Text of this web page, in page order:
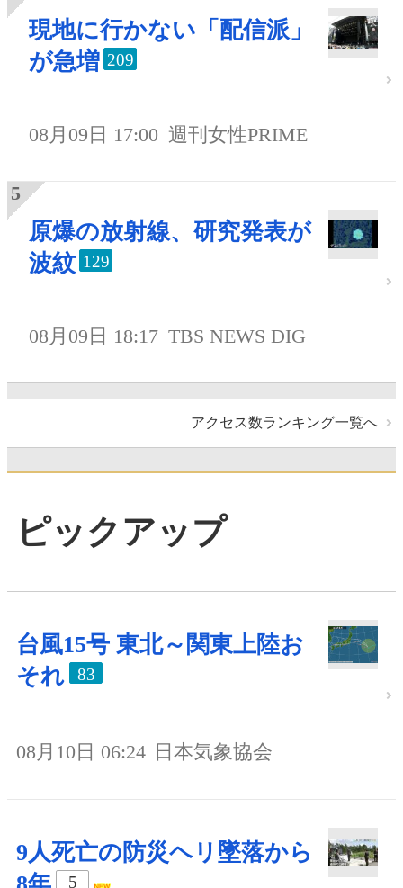
現地に行かない「配信派」
が急増 209
08月09日 17:00 週刊女性PRIME
原爆の放射線、研究発表が
波紋 129
08月09日 18:17 TBS NEWS DIG
アクセス数ランキング一覧へ
ピックアップ
台風15号 東北～関東上陸お
それ
83
08月10日 06:24 日本気象協会
9人死亡の防災ヘリ墜落から
5